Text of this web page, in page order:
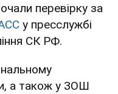
перевірку за
у пресслужбі
СК РФ.
а також у ЗОШ